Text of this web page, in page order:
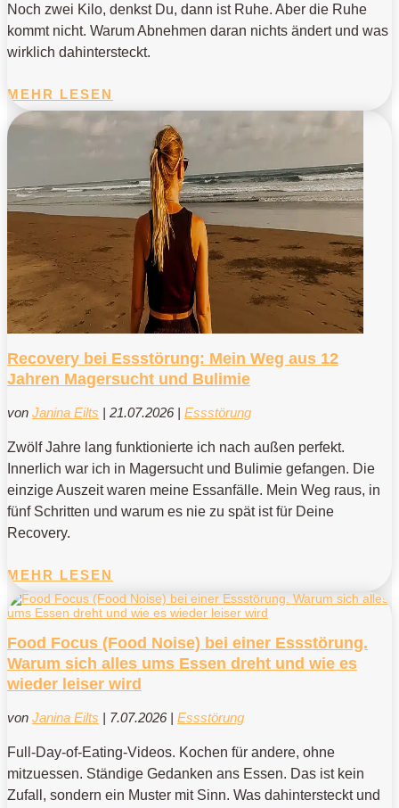
Noch zwei Kilo, denkst Du, dann ist Ruhe. Aber die Ruhe
kommt nicht. Warum Abnehmen daran nichts ändert und was
wirklich dahintersteckt.
MEHR LESEN
Recovery bei Essstörung: Mein Weg aus 12
Jahren Magersucht und Bulimie
von Janina Eilts 21.07.2026| Essstörung
Zwölf Jahre lang funktionierte ich nach außen perfekt.
Innerlich war ich in Magersucht und Bulimie gefangen. Die
einzige Auszeit waren meine Essanfälle. Mein Weg raus, in
fünf Schritten und warum es nie zu spät ist für Deine
Recovery.
MEHR LESEN
Food Focus (Food Noise) bei einer Essstörung.
Warum sich alles ums Essen dreht und wie es
wieder leiser wird
von Janina Eilts | 7.07.2026| Essstörung
Full-Day-of-Eating-Videos. Kochen für andere, ohne
mitzuessen. Ständige Gedanken ans Essen. Das ist kein
Zufall, sondern ein Muster mit Sinn. Was dahintersteckt und